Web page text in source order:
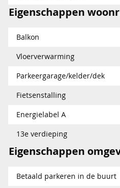
Eigenschappen
Balkon
Vloerverwarming
Parkeergarage/kelder/dek
Fietsenstalling
Energielabel A
13e verdieping
Eigenschappen
Betaald parkeren in de buurt